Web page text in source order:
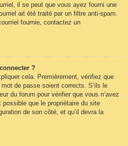
il se peut que vous ayez fourni une
ait été traité par un filtre anti-spam.
fournie, contactez un
?
cela. Premièrement, vérifiez que
de passe soient corrects. S’ils le
du forum pour vérifier que vous n’avez
que le propriétaire du site
de son côté, et qu’il devra la